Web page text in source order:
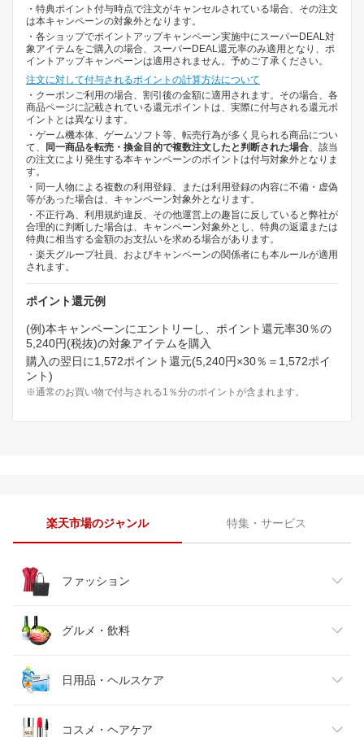
・特典ポイント付与時点で注文がキャンセルされている場合、その注文
は本キャンペーンの対象外となります。
・各ショップでポイントアップキャンペーン実施中にスーパーDEAL対
象アイテムをご購入の場合、スーパーDEAL還元率のみ適用となり、ポ
イントアップキャンペーンは適用されません。予めご了承ください。
注文に対して付与されるポイントの計算方法について
・クーポンご利用の場合、割引後の金額に適用されます。その場合、各
商品ページに記載されている還元ポイントは、実際に付与される還元ポ
イントとは異なります。
・ゲーム機本体、ゲームソフト等、転売行為が多く見られる商品につい
て、 同一商品を転売・換金目的で複数注文したと判断された場合 、該当
の注文により発生する本キャンペーンのポイントは付与対象外となりま
す。
・同一人物による複数の利用登録、または利用登録の内容に不備・虚偽
等があった場合は、キャンペーン対象外となります。
・不正行為、利用規約違反、その他運営上の趣旨に反していると弊社が
合理的に判断した場合は、キャンペーン対象外とし、特典の返還または
特典に相当する金額のお支払いを求める場合があります。
・楽天グループ社員、およびキャンペーンの関係者にも本ルールが適用
されます。
ポイント還元例
(例)本キャンペーンにエントリーし、ポイント還元率30％の
5,240円(税抜)の対象アイテムを購入
購入の翌日に1,572ポイント還元(5,240円×30％＝1,572ポイ
ント)
※通常のお買い物で付与される1％分のポイントが含まれます。
楽天市場のジャンル 特集・サービス
ファッション
レディースファッション
メンズファッション
キッズファッション
グルメ・飲料
食品
スイーツ・お菓子
日用品・ヘルスケア
日用品雑貨・文房具・手芸
コスメ・ヘアケア